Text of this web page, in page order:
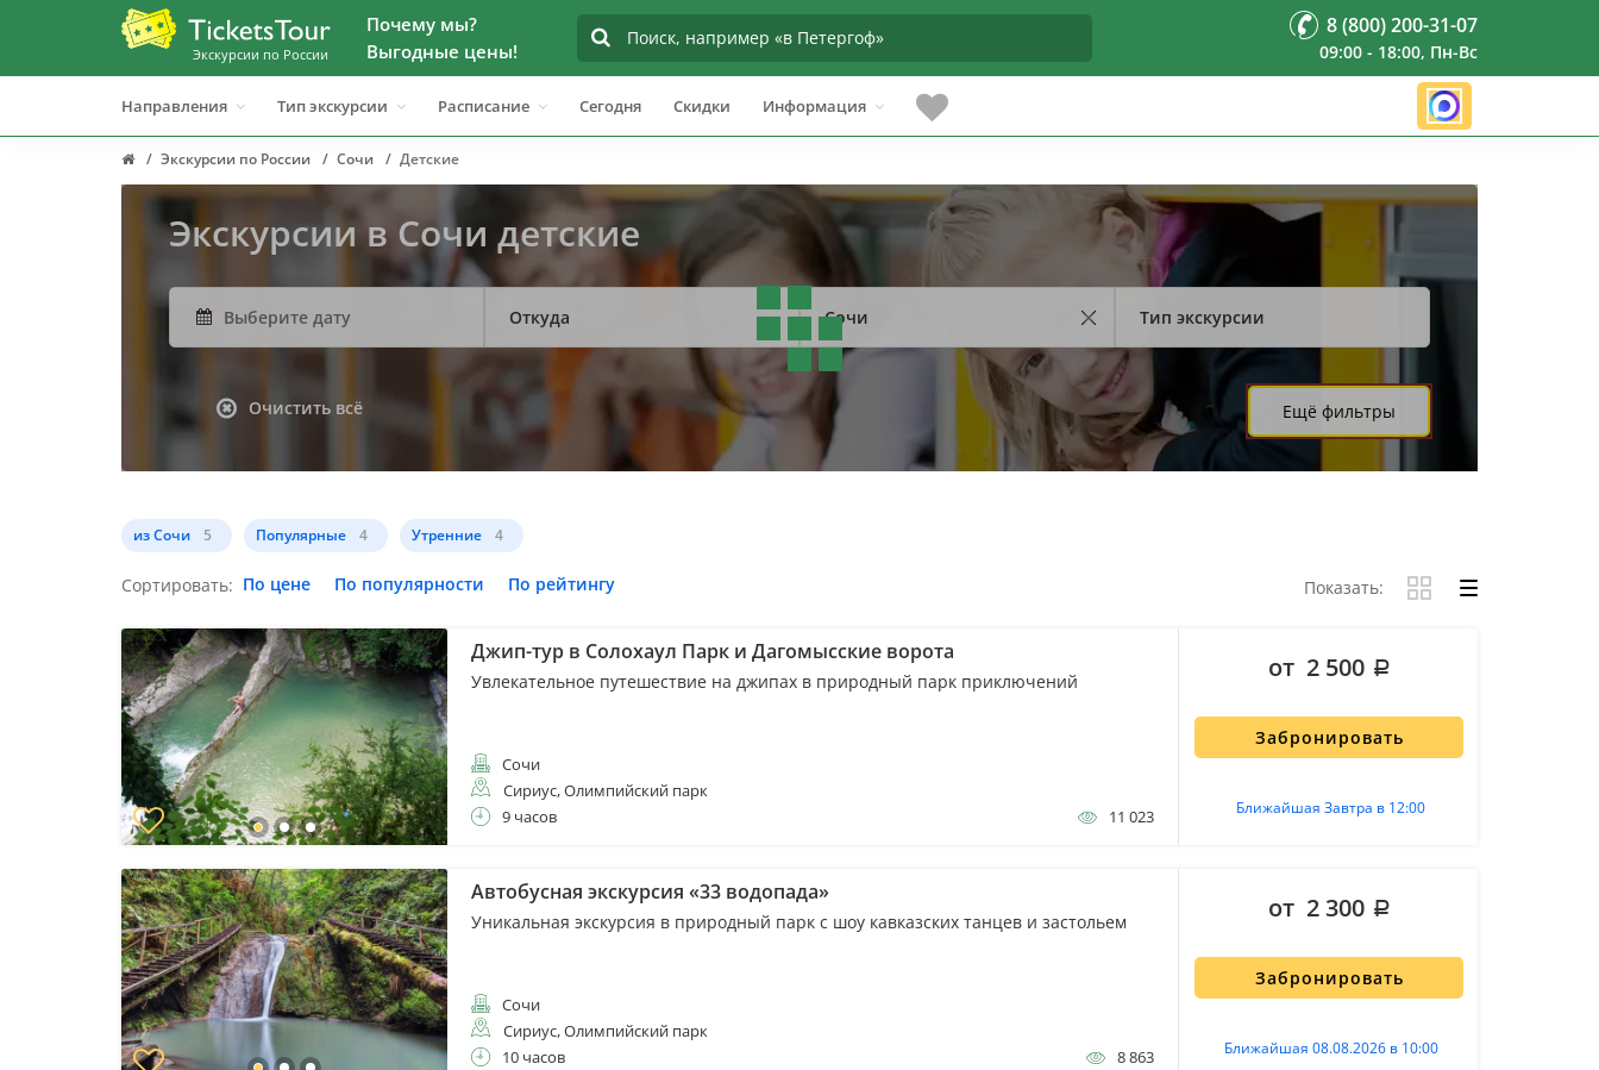
Экскурсии по России
Почему мы?
Выгодные цены!
8 (800) 200-31-07
09:00 - 18:00, Пн-Вс
Направления Тип экскурсии Расписание Сегодня Скидки Информация
Экскурсии по России Сочи Детские
Экскурсии в Сочи детские
Откуда Сочи Тип экскурсии
Очистить всё Ещё фильтры
из Сочи 5 Популярные 4 Утренние 4
Сортировать: По цене По популярности По рейтингу Показать:
Джип-тур в Солохаул Парк и Дагомысские ворота
Увлекательное путешествие на джипах в природный парк приключений
Сочи
Сириус, Олимпийский парк
9 часов
11 023
Забронировать
Ближайшая Завтра в 12:00
от 2 500
Автобусная экскурсия «33 водопада»
Уникальная экскурсия в природный парк с шоу кавказских танцев и застольем
Сочи
Сириус, Олимпийский парк
10 часов
8 863
Забронировать
Ближайшая 08.08.2026 в 10:00
от 2 300